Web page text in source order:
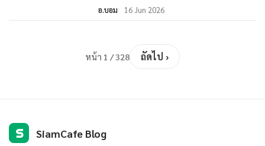
อ.บอม 16 Jun 2026
หน้า 1 / 328 ถัดไป ›
S SiamCafe Blog